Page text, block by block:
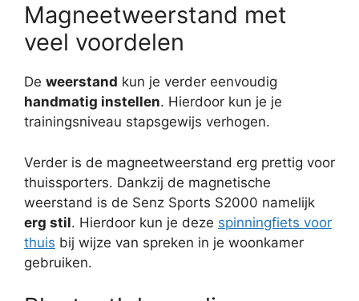
Magneetweerstand met
veel voordelen
De weerstand kun je verder eenvoudig
handmatig instellen. Hierdoor kun je je
trainingsniveau stapsgewijs verhogen.
Verder is de magneetweerstand erg prettig voor
thuissporters. Dankzij de magnetische
weerstand is de Senz Sports S2000 namelijk
erg stil. Hierdoor kun je deze spinningfiets voor
thuis bij wijze van spreken in je woonkamer
gebruiken.